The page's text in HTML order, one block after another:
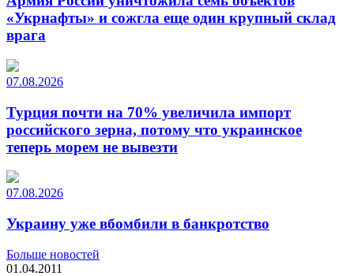
«Укрнафты» и сожгла еще один крупный склад
врага
07.08.2026
Турция почти на 70% увеличила импорт
российского зерна, потому что украинское
теперь морем не вывезти
07.08.2026
Украину уже вбомбили в банкротство
Больше новостей
01.04.2011